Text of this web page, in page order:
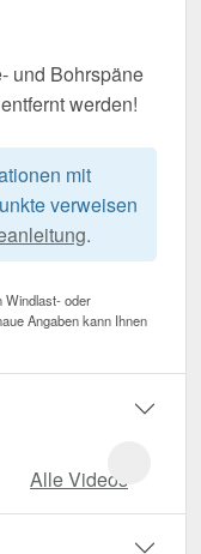
und Bohrspäne
werden!
mit
verweisen
.
Windlast- oder
Angaben kann Ihnen
Alle Videos